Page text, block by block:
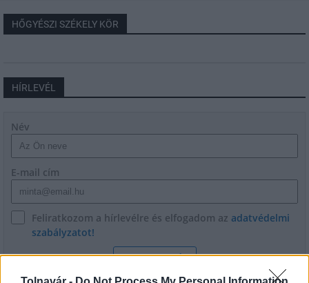
HŐGYÉSZI SZÉKELY KÖR
HÍRLEVÉL
Név
E-mail cím
Feliratkozom a hírlevélre és elfogadom az adatvédelmi
szabályzatot!
FELIRATKOZÁS